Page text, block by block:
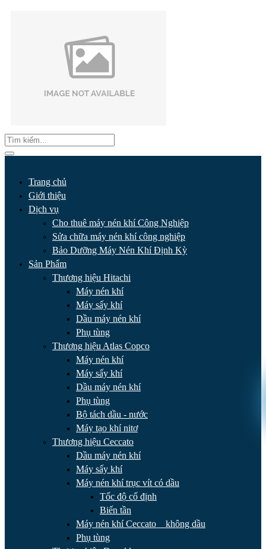
Trang chủ
Giới thiệu
Dịch vụ
Cho thuê máy nén khí Công Nghiệp
Sửa chữa máy nén khí công nghiệp
Bảo Dưỡng Máy Nén Khí Định Kỳ
Sản Phẩm
Thương hiệu Hitachi
Máy nén khí
Máy sấy khí
Dầu máy nén khí
Phụ tùng
Thương hiệu Atlas Copco
Máy nén khí
Máy sấy khí
Dầu máy nén khí
Phụ tùng
Bộ tách dầu - nước
Máy tạo khí nitơ
Thương hiệu Ceccato
Dầu máy nén khí
Máy sấy khí
Máy nén khí trục vít có dầu
Tốc độ cố định
Biến tần
Máy nén khí Ceccato _ không dầu
Phụ tùng